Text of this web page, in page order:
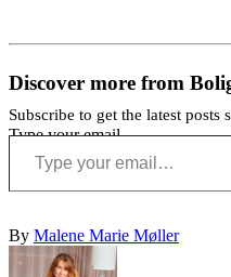
Discover more from
Subscribe to get the latest posts
Type your email…
By Malene Marie Møller